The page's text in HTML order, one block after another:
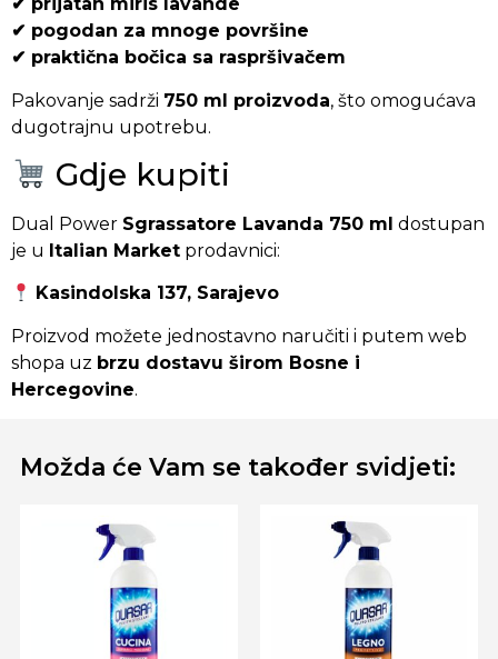
✔ pogodan za mnoge površine
✔ praktična bočica sa raspršivačem
Pakovanje sadrži 750 ml proizvoda, što omogućava
dugotrajnu upotrebu.
Gdje kupiti
Dual Power Sgrassatore Lavanda 750 ml dostupan
je u Italian Market prodavnici:
Kasindolska 137, Sarajevo
Proizvod možete jednostavno naručiti i putem web
shopa uz brzu dostavu širom Bosne i
Hercegovine.
Možda će Vam se također svidjeti: